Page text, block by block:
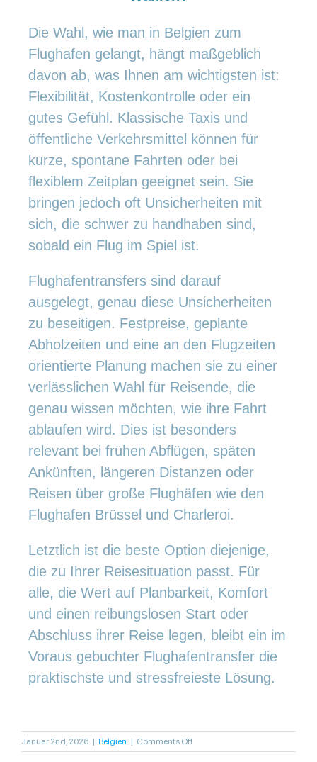
Die Wahl, wie man in Belgien zum
Flughafen gelangt, hängt maßgeblich
davon ab, was Ihnen am wichtigsten ist:
Flexibilität, Kostenkontrolle oder ein
gutes Gefühl. Klassische Taxis und
öffentliche Verkehrsmittel können für
kurze, spontane Fahrten oder bei
flexiblem Zeitplan geeignet sein. Sie
bringen jedoch oft Unsicherheiten mit
sich, die schwer zu handhaben sind,
sobald ein Flug im Spiel ist.
Flughafentransfers sind darauf
ausgelegt, genau diese Unsicherheiten
zu beseitigen. Festpreise, geplante
Abholzeiten und eine an den Flugzeiten
orientierte Planung machen sie zu einer
verlässlichen Wahl für Reisende, die
genau wissen möchten, wie ihre Fahrt
ablaufen wird. Dies ist besonders
relevant bei frühen Abflügen, späten
Ankünften, längeren Distanzen oder
Reisen über große Flughäfen wie den
Flughafen Brüssel und Charleroi.
Letztlich ist die beste Option diejenige,
die zu Ihrer Reisesituation passt. Für
alle, die Wert auf Planbarkeit, Komfort
und einen reibungslosen Start oder
Abschluss ihrer Reise legen, bleibt ein im
Voraus gebuchter Flughafentransfer die
praktischste und stressfreieste Lösung.
Januar 2nd, 2026 | Belgien | Comments Off
Flughafentransfer